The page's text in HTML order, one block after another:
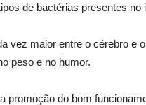
de bactérias presentes no
vez maior entre o cérebro e
peso e no humor.
promoção do bom